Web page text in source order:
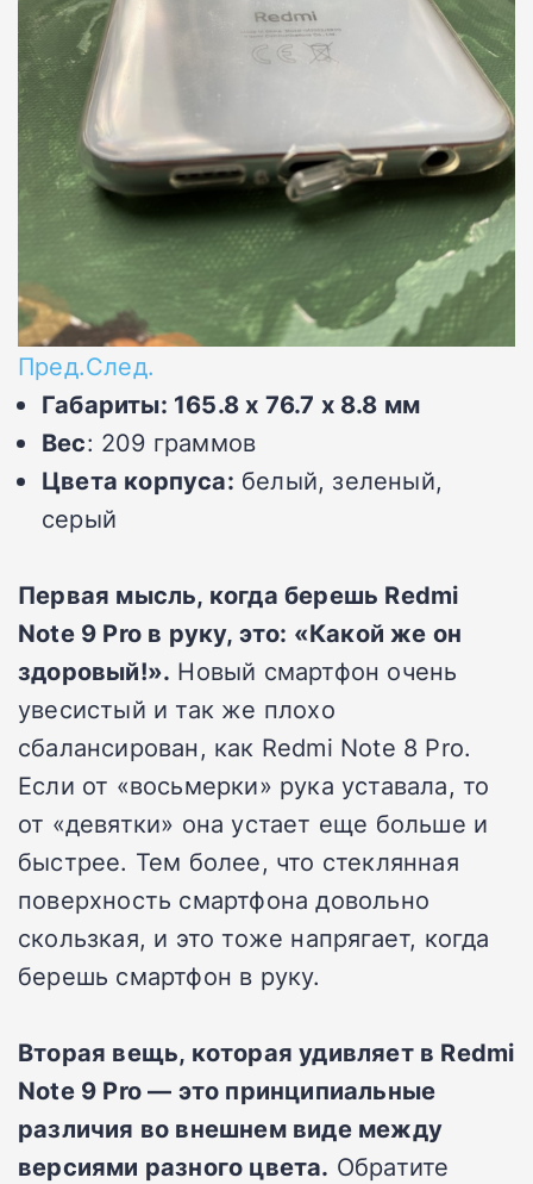
Пред.След.
Габариты: 165.8 x 76.7 x 8.8 мм
Вес: 209 граммов
Цвета корпуса: белый, зеленый,
серый
Первая мысль, когда берешь Redmi
Note 9 Pro в руку, это: «Какой же он
здоровый!». Новый смартфон очень
увесистый и так же плохо
сбалансирован, как Redmi Note 8 Pro.
Если от «восьмерки» рука уставала, то
от «девятки» она устает еще больше и
быстрее. Тем более, что стеклянная
поверхность смартфона довольно
скользкая, и это тоже напрягает, когда
берешь смартфон в руку.
Вторая вещь, которая удивляет в Redmi
Note 9 Pro — это принципиальные
различия во внешнем виде между
версиями разного цвета. Обратите